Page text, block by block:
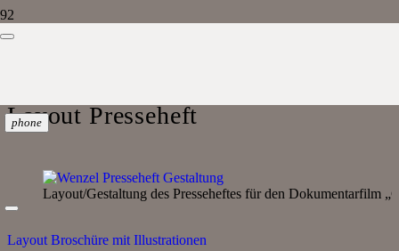
phone
Layout Presseheft
Layout/Gestaltung des Presseheftes für den Dokumentarfilm
Layout Broschüre mit Illustrationen